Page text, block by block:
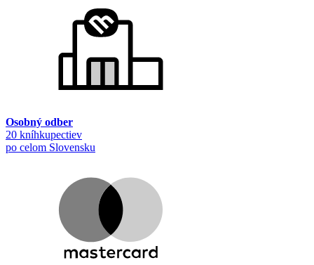
Osobný odber
20 kníhkupectiev
po celom Slovensku